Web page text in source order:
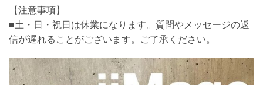
【注意事項】
■土・日・祝日は休業になります。質問やメッセージの返
信が遅れることがございます。ご了承ください。